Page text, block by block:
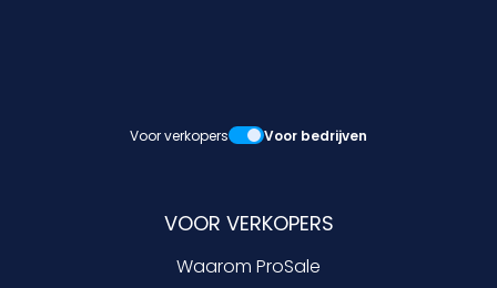
Voor verkopers Voor bedrijven
VOOR VERKOPERS
Waarom ProSale